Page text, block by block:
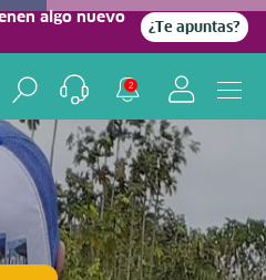
algo nuevo
¿Te apuntas?
2